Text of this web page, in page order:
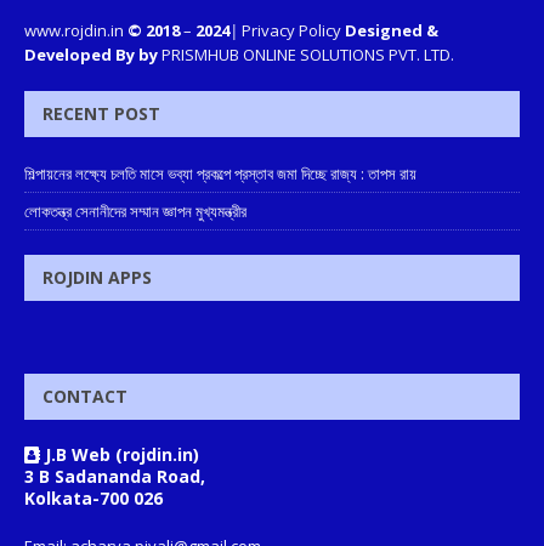
www.rojdin.in © 2018– 2024| Privacy Policy Designed &
Developed By byPRISMHUB ONLINE SOLUTIONS PVT. LTD.
RECENT POST
শিল্পায়নের লক্ষ্যে চলতি মাসে ভব্যা প্রকল্পে প্রস্তাব জমা দিচ্ছে রাজ্য : তাপস রায়
লোকতন্ত্র সেনানীদের সম্মান জ্ঞাপন মুখ্যমন্ত্রীর
ROJDIN APPS
CONTACT
J.B Web (rojdin.in)
3 B Sadananda Road,
Kolkata-700 026